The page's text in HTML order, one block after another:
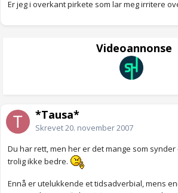
Er jeg i overkant pirkete som lar meg irritere
Videoannonse
*Tausa*
Skrevet20. november 2007
Du har rett, men her er det mange som
trolig ikke bedre.
Ennå er utelukkende et tidsadverbial, mens